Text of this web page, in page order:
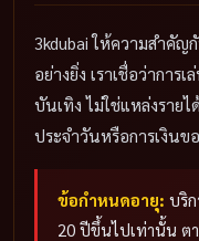
3kdubai ให้ความสำคั
อย่างยิ่ง เราเชื่อว่ากา
บันเทิง ไม่ใช่แหล่งราย
ประจำวันหรือการเงินข
ข้อกำหนดอายุ: บริ
20 ปีขึ้นไปเท่านั้น ต